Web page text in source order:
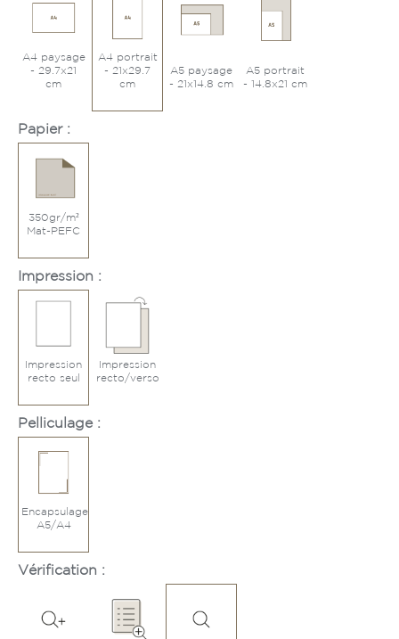
A4 paysage
- 29.7x21
cm
A4 portrait
- 21x29.7
cm
A5 paysage
- 21x14.8 cm
A5 portrait
- 14.8x21 cm
Papier :
350gr/m²
Mat-PEFC
Impression :
Impression
recto seul
Impression
recto/verso
Pelliculage :
Encapsulage
A5/A4
Vérification :